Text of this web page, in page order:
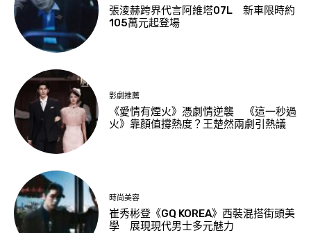
張淩赫跨界代言阿維塔07L 新車限時約
105萬元起登場
影劇推薦
《愛情有煙火》憑劇情逆襲 《這一秒過
火》靠顏值撐熱度？王楚然兩劇引熱議
時尚美容
崔秀彬登《GQ KOREA》西裝混搭街頭美
學 展現現代男士多元魅力